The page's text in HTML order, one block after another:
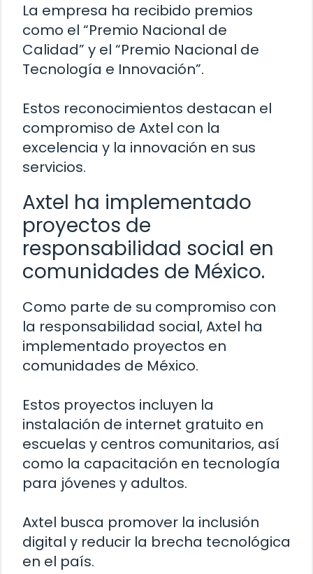
La empresa ha recibido premios
como el “Premio Nacional de
Calidad” y el “Premio Nacional de
Tecnología e Innovación”.
Estos reconocimientos destacan el
compromiso de Axtel con la
excelencia y la innovación en sus
servicios.
Axtel ha implementado
proyectos de
responsabilidad social en
comunidades de México.
Como parte de su compromiso con
la responsabilidad social, Axtel ha
implementado proyectos en
comunidades de México.
Estos proyectos incluyen la
instalación de internet gratuito en
escuelas y centros comunitarios, así
como la capacitación en tecnología
para jóvenes y adultos.
Axtel busca promover la inclusión
digital y reducir la brecha tecnológica
en el país.